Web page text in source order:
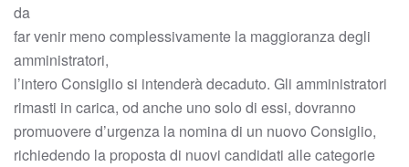
da
far venir meno complessivamente la maggioranza degli
amministratori,
l’intero Consiglio si intenderà decaduto. Gli amministratori
rimasti in carica, od anche uno solo di essi, dovranno
promuovere d’urgenza la nomina di un nuovo Consiglio,
richiedendo la proposta di nuovi candidati alle categorie